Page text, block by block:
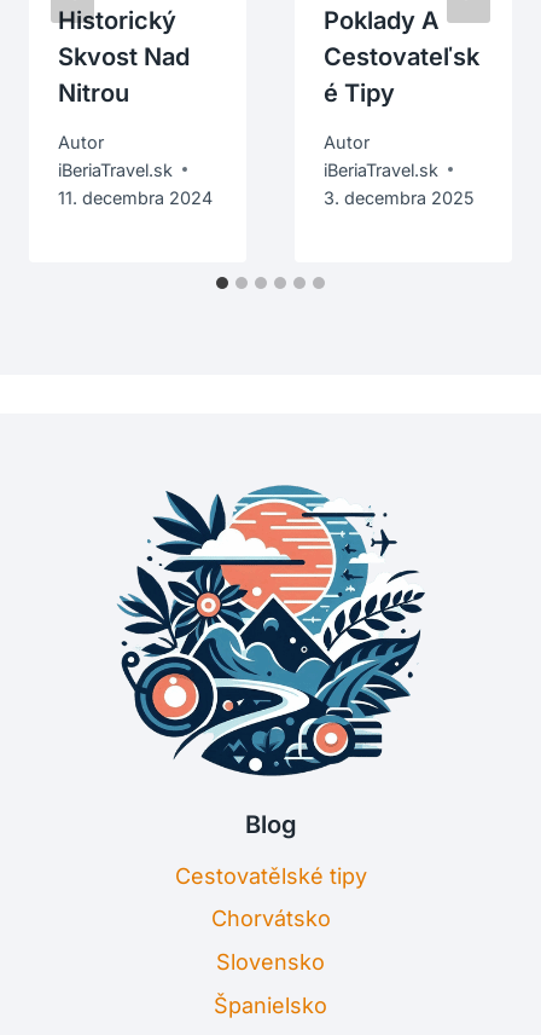
Historický
Skvost Nad
Nitrou
Autor
iBeriaTravel.sk
11. decembra 2024
Poklady A
Cestovateľsk
É Tipy
Autor
iBeriaTravel.sk
3. decembra 2025
Blog
Cestovatělské tipy
Chorvátsko
Slovensko
Španielsko